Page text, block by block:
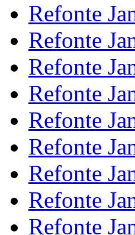
Refonte
Refonte
Refonte
Refonte
Refonte
Refonte
Refonte
Refonte
Refonte